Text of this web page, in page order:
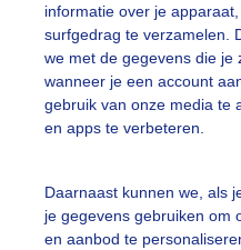
informatie over je
surfgedrag te verzamelen.
we met de gegevens die je
wanneer je een account
gebruik van onze media te
en apps te verbeteren.
Daarnaast kunnen we, als
je gegevens gebruiken om
en aanbod te
!
Zon